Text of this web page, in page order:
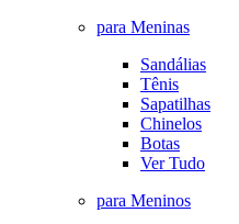
para Meninas
Sandálias
Tênis
Sapatilhas
Chinelos
Botas
Ver Tudo
para Meninos